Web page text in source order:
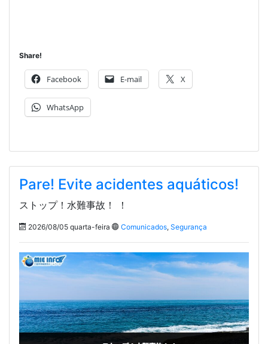
Share!
Facebook E-mail X
WhatsApp
Pare! Evite acidentes aquáticos!
ストップ！水難事故！ ！
2026/08/05 quarta-feira Comunicados, Segurança